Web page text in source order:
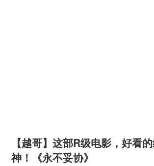
【越哥】这部R级电影，好看
神！《永不妥协》